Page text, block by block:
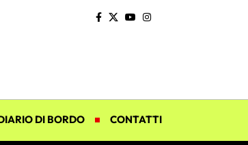
DI BORDO CONTATTI